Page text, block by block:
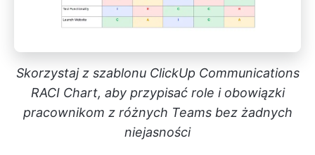
Skorzystaj z szablonu ClickUp Communications
RACI Chart, aby przypisać role i obowiązki
pracownikom z różnych Teams bez żadnych
niejasności